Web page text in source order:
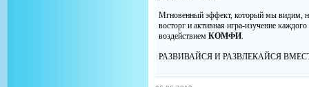
Мгновенный эффект, который мы видим,
восторг и активная игра-изучение
воздействием КОМФИ.
РАЗВИВАЙСЯ И РАЗВЛЕКАЙСЯ